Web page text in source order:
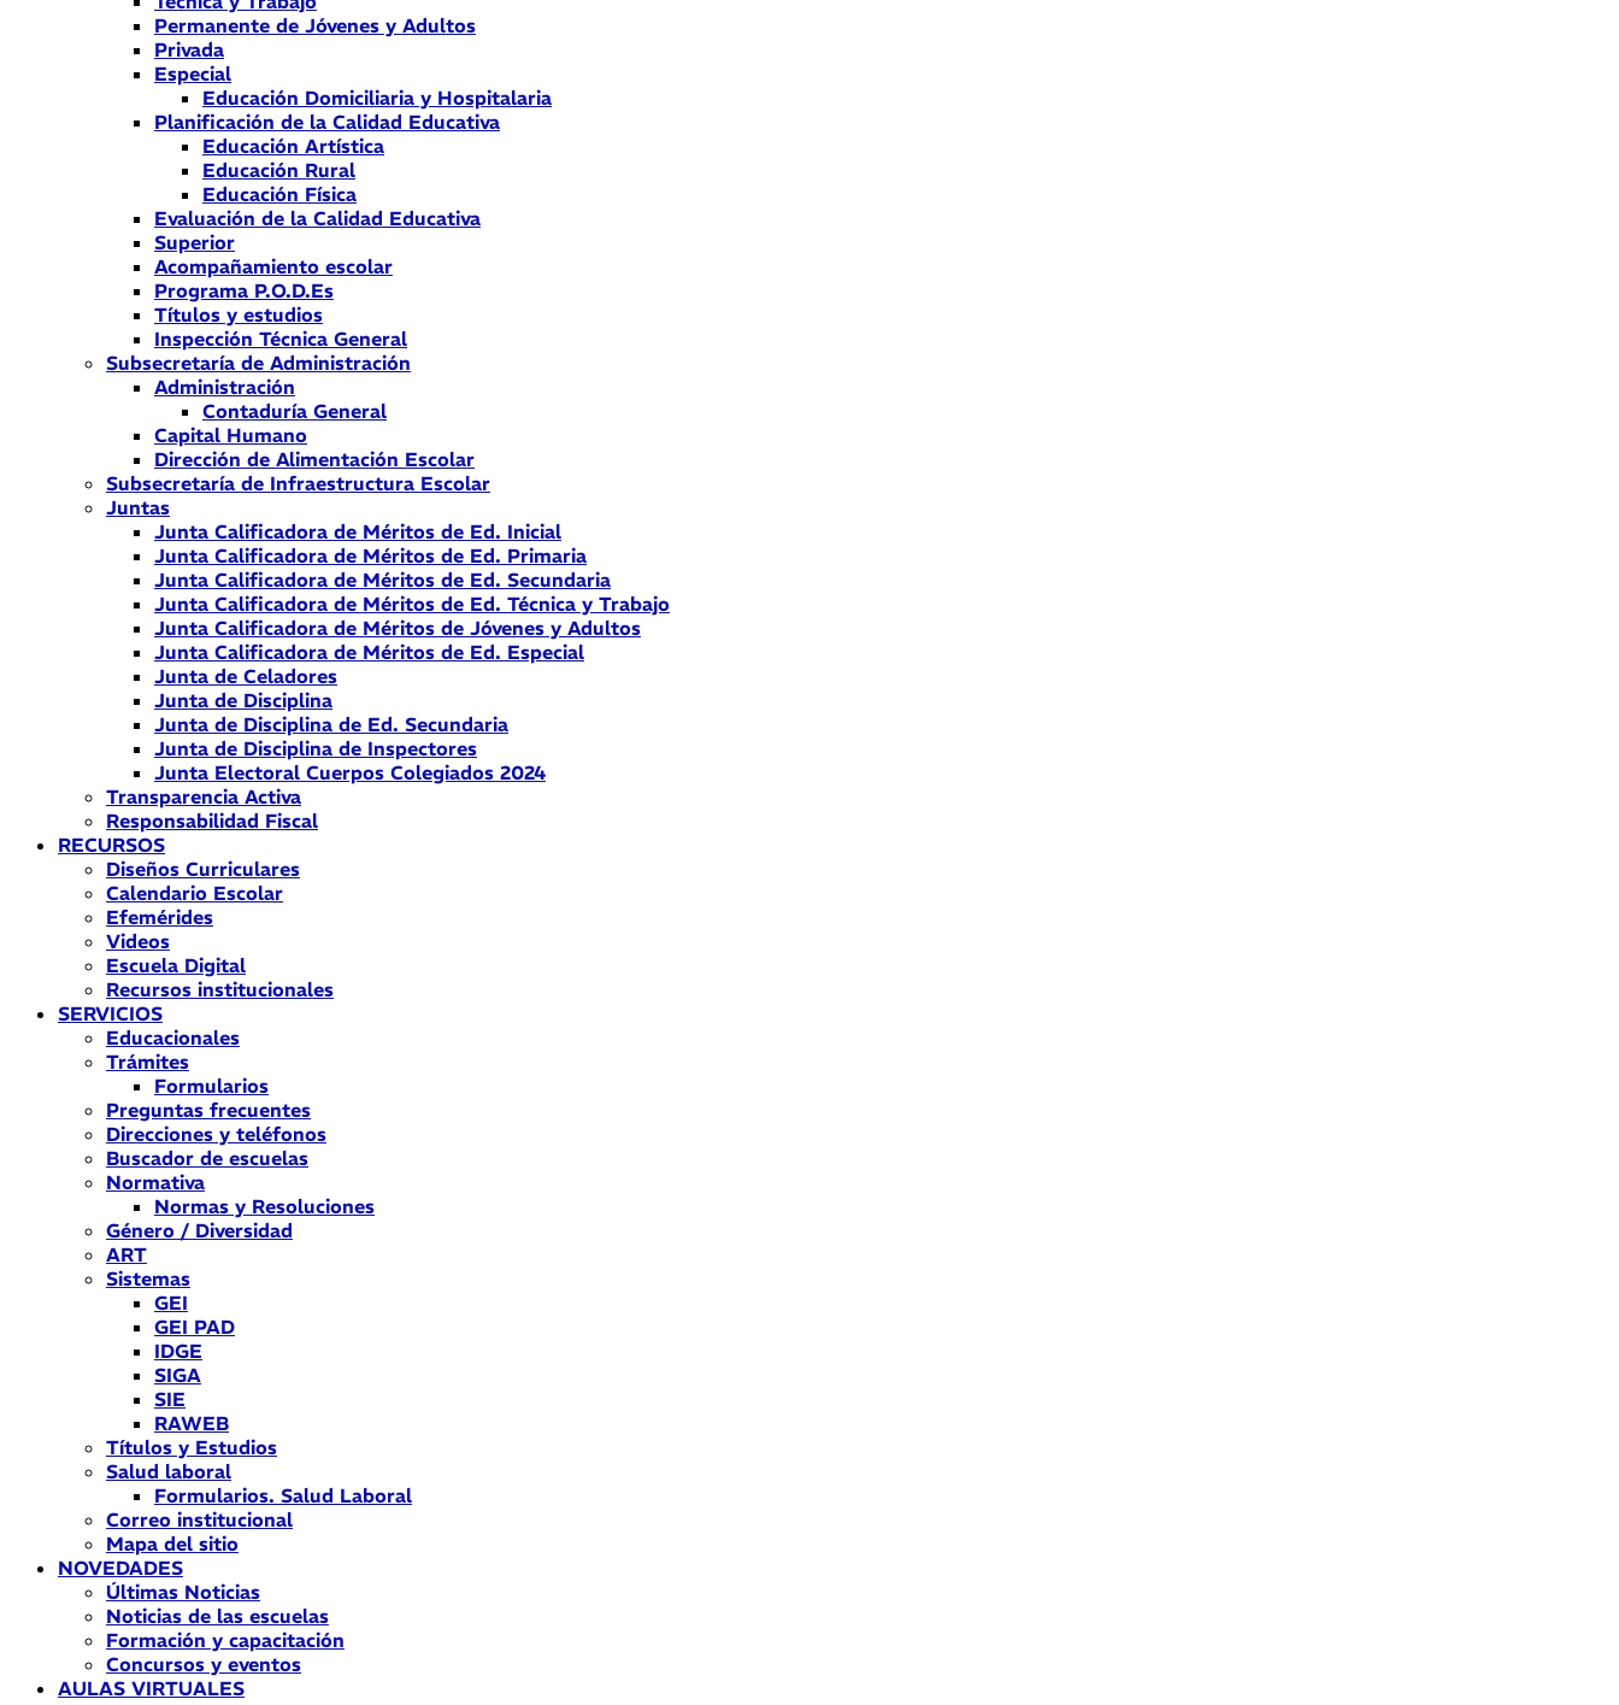
Permanente de Jóvenes y Adultos
Privada
Especial
Educación Domiciliaria y Hospitalaria
Planificación de la Calidad Educativa
Educación Artística
Educación Rural
Educación Física
Evaluación de la Calidad Educativa
Superior
Acompañamiento escolar
Programa P.O.D.Es
Títulos y estudios
Inspección Técnica General
Subsecretaría de Administración
Administración
Contaduría General
Capital Humano
Dirección de Alimentación Escolar
Subsecretaría de Infraestructura Escolar
Juntas
Junta Calificadora de Méritos de Ed. Inicial
Junta Calificadora de Méritos de Ed. Primaria
Junta Calificadora de Méritos de Ed. Secundaria
Junta Calificadora de Méritos de Ed. Técnica y Trabajo
Junta Calificadora de Méritos de Jóvenes y Adultos
Junta Calificadora de Méritos de Ed. Especial
Junta de Celadores
Junta de Disciplina
Junta de Disciplina de Ed. Secundaria
Junta de Disciplina de Inspectores
Junta Electoral Cuerpos Colegiados 2024
Transparencia Activa
Responsabilidad Fiscal
RECURSOS
Diseños Curriculares
Calendario Escolar
Efemérides
Videos
Escuela Digital
Recursos institucionales
SERVICIOS
Educacionales
Trámites
Formularios
Preguntas frecuentes
Direcciones y teléfonos
Buscador de escuelas
Normativa
Normas y Resoluciones
Género / Diversidad
ART
Sistemas
GEI
GEI PAD
IDGE
SIGA
SIE
RAWEB
Títulos y Estudios
Salud laboral
Formularios. Salud Laboral
Correo institucional
Mapa del sitio
NOVEDADES
Últimas Noticias
Noticias de las escuelas
Formación y capacitación
Concursos y eventos
AULAS VIRTUALES